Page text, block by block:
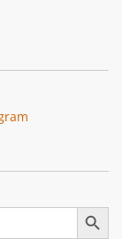
Botón de